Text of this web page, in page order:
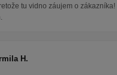
tu vidno záujem o zákazníka!
H.